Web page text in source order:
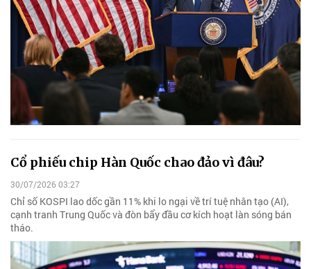
Cổ phiếu chip Hàn Quốc chao đảo vì đâu?
30/07/2026 03:27
Chỉ số KOSPI lao dốc gần 11% khi lo ngại về trí tuệ nhân tạo (AI),
cạnh tranh Trung Quốc và đòn bẩy đầu cơ kích hoạt làn sóng bán
tháo.